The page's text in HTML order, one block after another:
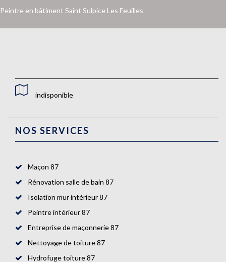
Peintre en bâtiment Saint Sulpice Les Feuilles
indisponible
NOS SERVICES
Maçon 87
Rénovation salle de bain 87
Isolation mur intérieur 87
Peintre intérieur 87
Entreprise de maçonnerie 87
Nettoyage de toiture 87
Hydrofuge toiture 87